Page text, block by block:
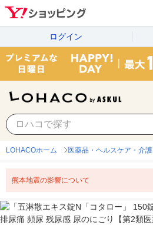
ログイン
LOHACOホーム 医薬品・ヘルスケア・介護
熊本地震の影響について